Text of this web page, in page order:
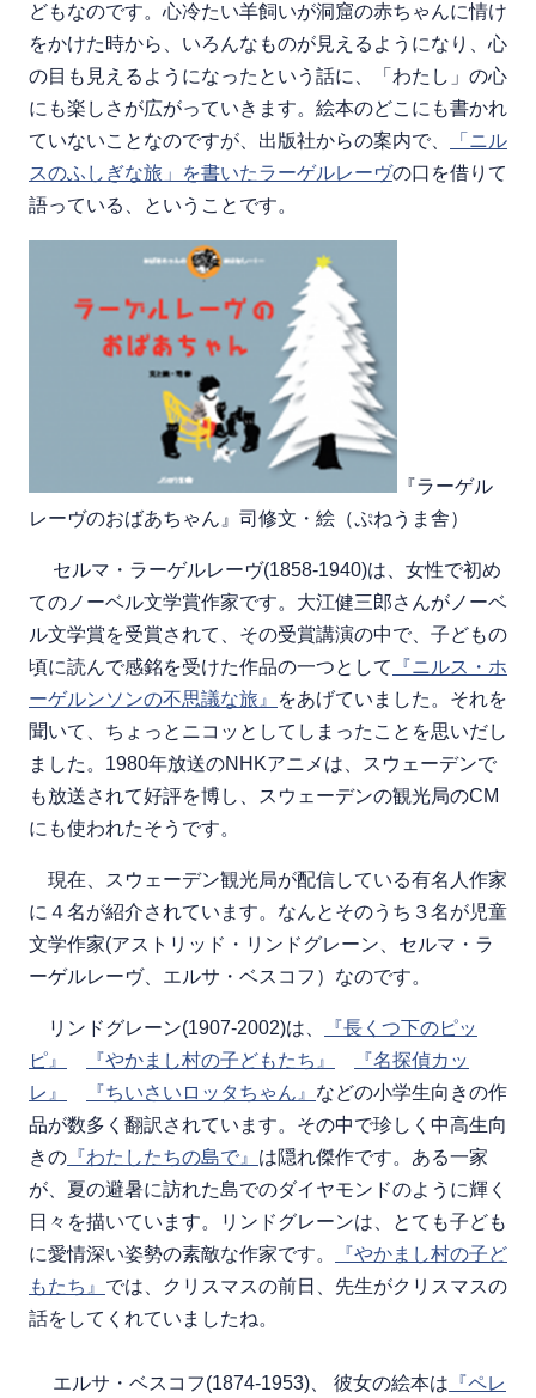
どもなのです。心冷たい羊飼いが洞窟の赤ちゃんに情け
をかけた時から、いろんなものが見えるようになり、心
の目も見えるようになったという話に、「わたし」の心
にも楽しさが広がっていきます。絵本のどこにも書かれ
ていないことなのですが、出版社からの案内で、
「ニル
スのふしぎな旅」を書いたラーゲルレーヴの口を借りて
語っている、ということです。
『ラーゲル
レーヴのおばあちゃん』司修文・絵（ぷねうま舎）
セルマ・ラーゲルレーヴ(1858-1940)は、女性で初め
てのノーベル文学賞作家です。大江健三郎さんがノーベ
ル文学賞を受賞されて、その受賞講演の中で、子どもの
頃に読んで感銘を受けた作品の一つとして
『ニルス・ホ
ーゲルンソンの不思議な旅』
をあげていました。それを
聞いて、ちょっとニコッとしてしまったことを思いだし
ました。1980年放送のNHKアニメは、スウェーデンで
も放送されて好評を博し、スウェーデンの観光局のCM
にも使われたそうです。
現在、スウェーデン観光局が配信している有名人作家
に４名が紹介されています。なんとそのうち３名が児童
文学作家(アストリッド・リンドグレーン、セルマ・ラ
ーゲルレーヴ、エルサ・ベスコフ）なのです。
リンドグレーン(1907-2002)は、
『長くつ下のピッ
ピ』
『やかまし村の子どもたち』
『名探偵カッ
レ』
『ちいさいロッタちゃん』 などの小学生向きの作
品が数多く翻訳されています。その中で珍しく中高生向
きの 『わたしたちの島で』 は隠れ傑作です。ある一家
が、夏の避暑に訪れた島でのダイヤモンドのように輝く
日々を描いています。リンドグレーンは、とても子ども
に愛情深い姿勢の素敵な作家です。
『やかまし村の子ど
もたち』 では、クリスマスの前日、先生がクリスマスの
話をしてくれていましたね。
エルサ・ベスコフ(1874-1953)、 彼女の絵本は 『ペレ